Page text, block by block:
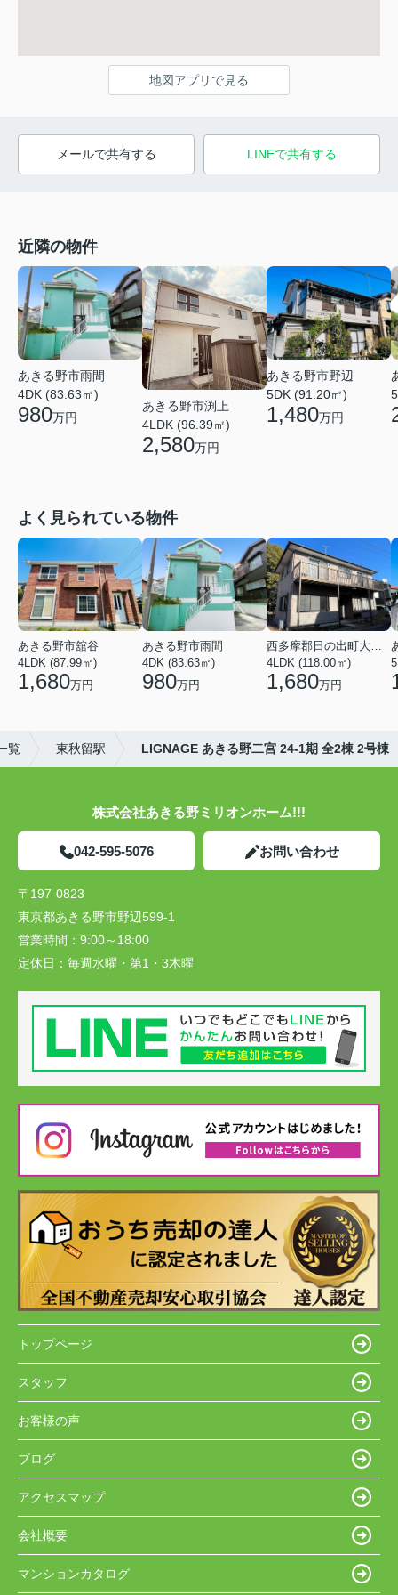
地図アプリで見る
メールで共有する LINEで共有する
近隣の物件
あきる野市雨間
4DK (83.63㎡)
980万円
あきる野市渕上
4LDK (96.39㎡)
2,580万円
あきる野市野辺
5DK (91.20㎡)
1,480万円
よく見られている物件
あきる野市舘谷
4LDK (87.99㎡)
1,680万円
あきる野市雨間
4DK (83.63㎡)
980万円
西多摩郡日の出町大字平井
4LDK (118.00㎡)
1,680万円
覧 東秋留駅 LIGNAGE あきる野二宮 24-1期 全2棟 2号棟
株式会社あきる野ミリオンホーム!!!
042-595-5076 お問い合わせ
〒197-0823
東京都あきる野市野辺599-1
営業時間： 9:00～18:00
定休日： 毎週水曜・第1・3木曜
トップページ
スタッフ
お客様の声
ブログ
アクセスマップ
会社概要
マンションカタログ